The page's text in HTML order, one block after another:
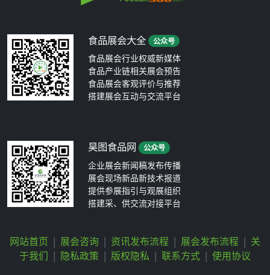
食品展会大全 公众号
食品展会行业权威新媒体
食品产业链相关展会预告
食品展会客观评价与推荐
搭建展会互动与交流平台
昊图食品网 公众号
企业展会新闻稿发布传播
展会现场新品新技术报道
提供参展指引与观展组织
搭建采、供交流对接平台
网站首页 | 展会咨询 | 资讯发布流程 | 展会发布流程 | 关
于我们 | 隐私政策 | 版权隐私 | 联系方式 | 使用协议